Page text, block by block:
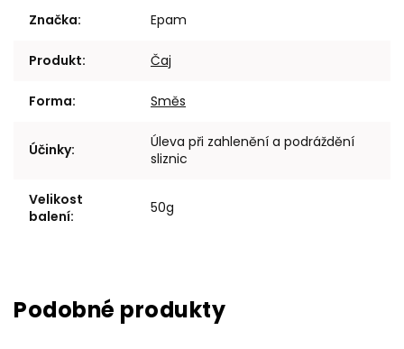
Značka: Epam
Produkt: Čaj
Forma: Směs
Účinky:
Úleva při zahlenění a podráždění
sliznic
Velikost
balení: 50g